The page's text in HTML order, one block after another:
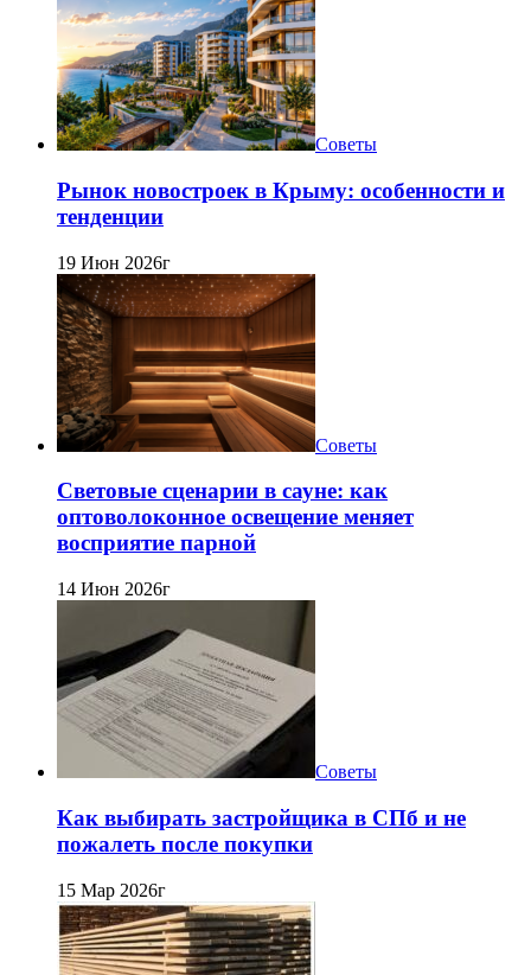
Советы
Рынок новостроек в Крыму: особенности и
тенденции
19 Июн 2026г
Советы
Световые сценарии в сауне: как
оптоволоконное освещение меняет
восприятие парной
14 Июн 2026г
Советы
Как выбирать застройщика в СПб и не
пожалеть после покупки
15 Мар 2026г